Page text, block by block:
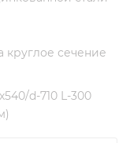
круглое сечение
d-710 L-300